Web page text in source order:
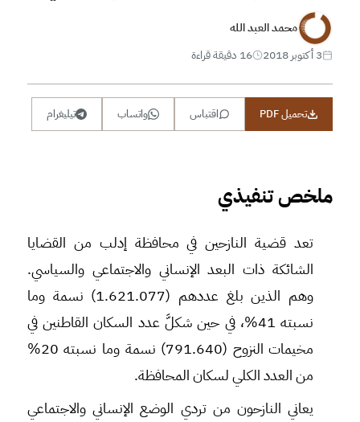
محمد العبد الله
3 أكتوبر 2018
16 دقيقة قراءة
تحميل PDF اقتباس واتساب تيليغرام
ملخص تنفيذي
تعد قضية النازحين في محافظة إدلب من القضايا
الشائكة ذات البعد الإنساني والاجتماعي والسياسي.
وهم الذين بلغ عددهم (1.621.077) نسمة وما
نسبته 41%، في حين شكلَّ عدد السكان القاطنين في
مخيمات النزوح (791.640) نسمة وما نسبته 20%
من العدد الكلي لسكان المحافظة.
يعاني النازحون من تردي الوضع الإنساني والاجتماعي